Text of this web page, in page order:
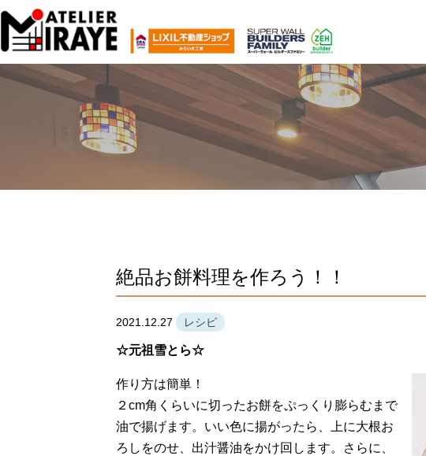
絶品お餅料理を作ろう！！
2021.12.27 レシピ
☆元祖雪とら☆
作り方は簡単！
２cm角くらいに切ったお餅をぷっくり膨らむまで
油で揚げます。いい色に揚がったら、上に大根お
ろしをのせ、出汁醤油をかけ回します。さらに、